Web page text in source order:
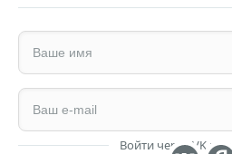
Войти через VK